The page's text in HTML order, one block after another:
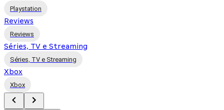
Playstation
Reviews
Reviews
Séries, TV e Streaming
Séries, TV e Streaming
Xbox
Xbox